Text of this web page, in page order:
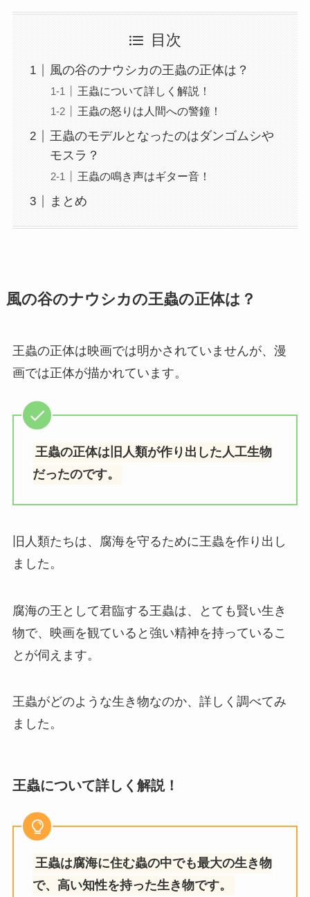
目次
風の谷のナウシカの王蟲の正体は？
王蟲について詳しく解説！
王蟲の怒りは人間への警鐘！
王蟲のモデルとなったのはダンゴムシや
モスラ？
王蟲の鳴き声はギター音！
まとめ
風の谷のナウシカの王蟲の正体は？
王蟲の正体は映画では明かされていませんが、漫
画では正体が描かれています。
王蟲の正体は旧人類が作り出した人工生物
だったのです。
旧人類たちは、腐海を守るために王蟲を作り出し
ました。
腐海の王として君臨する王蟲は、とても賢い生き
物で、映画を観ていると強い精神を持っているこ
とが伺えます。
王蟲がどのような生き物なのか、詳しく調べてみ
ました。
王蟲について詳しく解説！
王蟲は腐海に住む蟲の中でも最大の生き物
で、高い知性を持った生き物です。